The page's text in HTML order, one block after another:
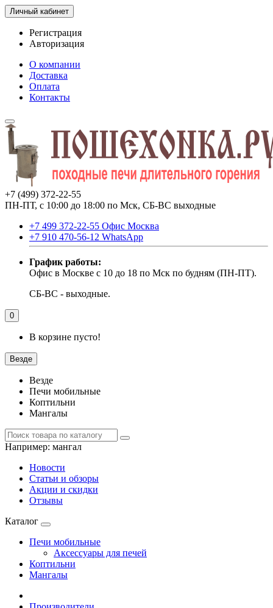
Личный кабинет
Регистрация
Авторизация
О компании
Доставка
Оплата
Контакты
+7 (499) 372-22-55
ПН-ПТ, с 10:00 до 18:00 по Мск, СБ-ВС выходные
+7 499 372-22-55 Офис Москва
+7 910 470-56-12 WhatsApp
График работы:
Офис в Москве с 10 до 18 по Мск по будням (ПН-ПТ).
СБ-ВС - выходные.
0
В корзине пусто!
Везде
Везде
Печи мобильные
Коптильни
Мангалы
Например: мангал
Новости
Статьи и обзоры
Акции и скидки
Отзывы
Каталог
Печи мобильные
Аксессуары для печей
Коптильни
Мангалы